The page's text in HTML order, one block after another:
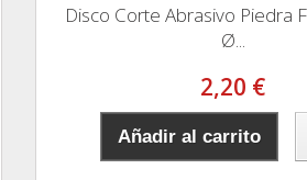
Disco Corte Abrasivo Piedra
Ø...
2,20 €
Añadir al carrito